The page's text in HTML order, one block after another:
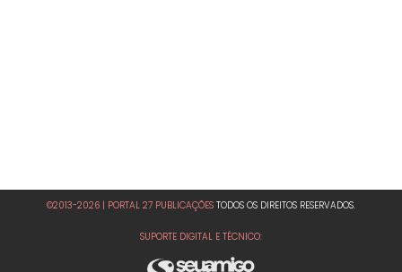
©2013-2026 | PORTAL 27 PUBLICAÇÕES TODOS OS DIREITOS RESERVADOS.
SUPORTE DIGITAL E TÉCNICO: